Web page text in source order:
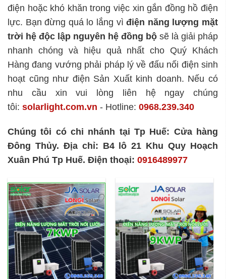
điện hoặc khó khăn trong việc xin gắn đồng hồ điện
lực. Bạn đừng quá lo lắng vìđiện năng lượng mặt
trời hệ độc lập nguyên hệ đồng bộ sẽ là giải pháp
nhanh chóng và hiệu quả nhất cho Quý Khách
Hàng đang vướng phải pháp lý về đấu nối điện sinh
hoạt cũng như điện Sản Xuất kinh doanh. Nếu có
nhu cầu xin vui lòng liên hệ ngay chúng
tôi: solarlight.com.vn - Hotline: 0968.239.340
Chúng tôi có chi nhánh tại Tp Huế: Cửa hàng
Đông Thủy. Địa chỉ: B4 lô 21 Khu Quy Hoạch
Xuân Phú Tp Huế. Điện thoại: 0916489977